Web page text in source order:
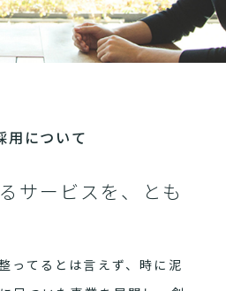
用について
サービスを、とも
ってるとは言えず、時に泥